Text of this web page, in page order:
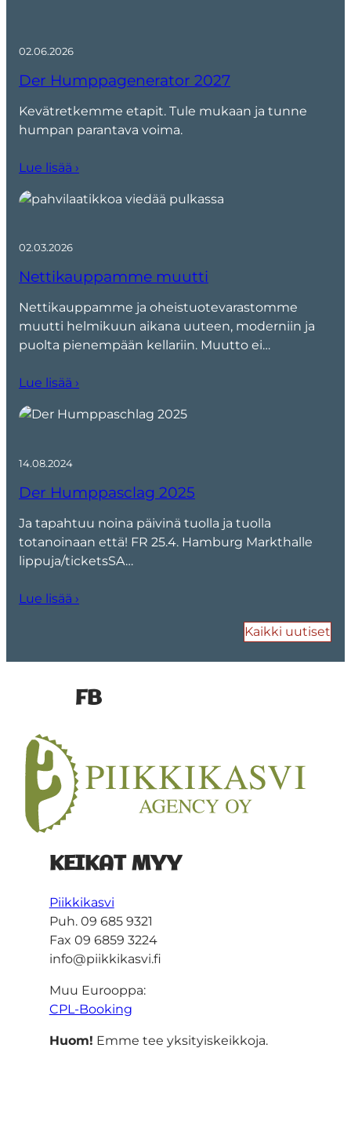
02.06.2026
Der Humppagenerator 2027
Kevätretkemme etapit. Tule mukaan ja tunne
humpan parantava voima.
Lue lisää ›
02.03.2026
Nettikauppamme muutti
Nettikauppamme ja oheistuotevarastomme
muutti helmikuun aikana uuteen, moderniin ja
puolta pienempään kellariin. Muutto ei…
Lue lisää ›
14.08.2024
Der Humppasclag 2025
Ja tapahtuu noina päivinä tuolla ja tuolla
totanoinaan että! FR 25.4. Hamburg Markthalle
lippuja/ticketsSA…
Lue lisää ›
Kaikki uutiset
FB
KEIKAT MYY
Piikkikasvi
Puh. 09 685 9321
Fax 09 6859 3224
info@piikkikasvi.fi
Muu Eurooppa:
CPL-Booking
Huom! Emme tee yksityiskeikkoja.